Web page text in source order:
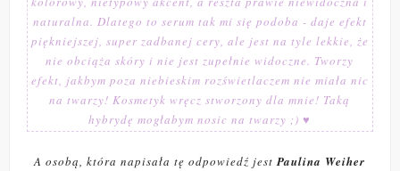
naturalna. Dlatego to serum tak mi się podoba - daje efekt
piękniejszej, super zadbanej cery, ale jest na tyle lekkie, że
nie obciąża skóry i nie jest zupełnie widoczne. Tworzy
efekt, jakbym poza niebieskim rozświetlaczem nie miała nic
na twarzy! Kosmetyk wręcz stworzony dla mnie! Taką
hybrydę mogłabym nosic na twarzy ;) ♥
A osobą, która napisała tę odpowiedź jestPaulina Weiher